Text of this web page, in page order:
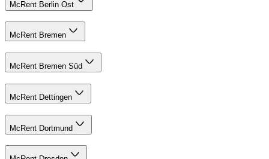
McRent Berlin Ost
McRent Bremen
McRent Bremen Süd
McRent Dettingen
McRent Dortmund